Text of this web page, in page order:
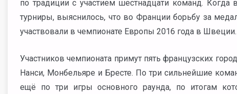
по традиции с участием шестнадцати команд.
турниры, выяснилось, что во Франции борьбу за
участвовали в чемпионате Европы 2016 года в Швеции.
Участников чемпионата примут пять французских
Нанси, Монбельяре и Бресте. По три сильнейшие
ещё по три игры основного раунда, по итогам